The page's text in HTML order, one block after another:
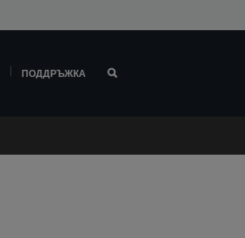
ПОДДРЪЖКА